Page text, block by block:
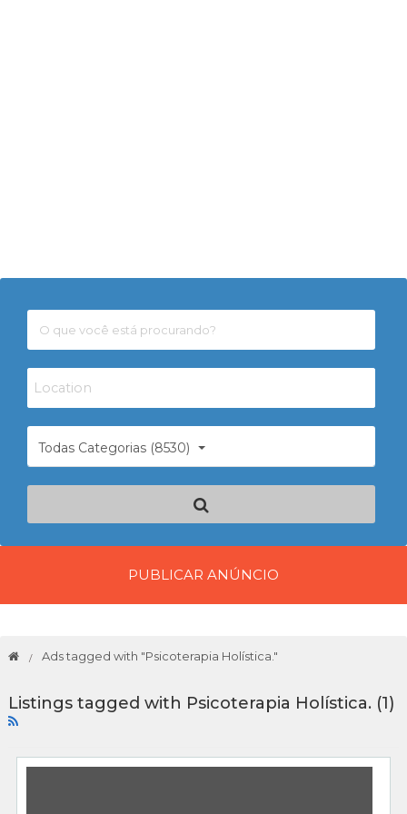
Todas Categorias (8530)
PUBLICAR ANÚNCIO
Ads tagged with "Psicoterapia Holística."
Listings tagged with Psicoterapia Holística. (1)